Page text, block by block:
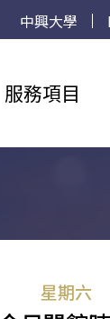
中興大學
服務項目
星期六